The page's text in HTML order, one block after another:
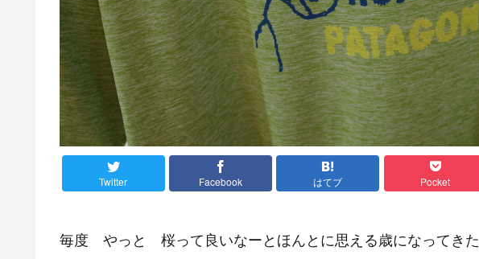
Twitter Facebook はてブ Pocket
毎度 やっと 桜って良いなーとほんとに思える歳になってきた